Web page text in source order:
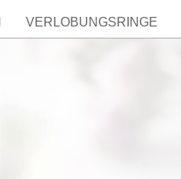
VERLOBUNGSRINGE